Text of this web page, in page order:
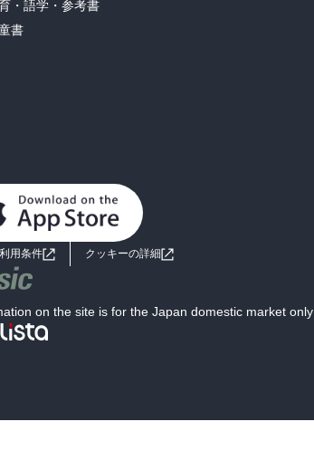
・語学・参考書
書
用条件 クッキーの詳細
on the site is for the Japan domestic market only